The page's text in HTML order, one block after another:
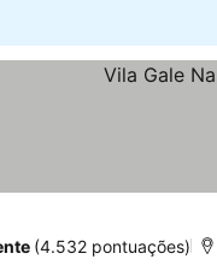
(4.532 pontuações)